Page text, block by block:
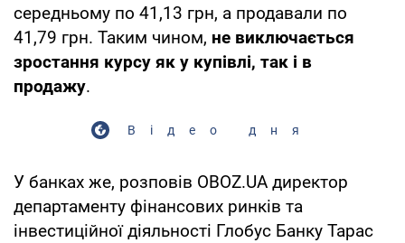
середньому по 41,13 грн, а продавали по
41,79 грн. Таким чином, не виключається
зростання курсу як у купівлі, так і в
продажу.
Відео дня
У банках же, розповів OBOZ.UA директор
департаменту фінансових ринків та
інвестиційної діяльності Глобус Банку Тарас